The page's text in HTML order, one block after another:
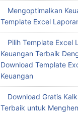
Mengoptimalkan
Template Excel
Pilih Template Excel
Keuangan Terbaik
Download Template
Keuangan
Download Gratis
Terbaik untuk